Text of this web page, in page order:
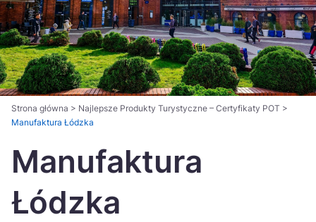
Español Français
Italiano Magyar
Nederlands 日本語
Português Norsk
Україна
Zamknij
Strona główna > Najlepsze Produkty Turystyczne – Certyfikaty POT >
Manufaktura Łódzka
Manufaktura
Łódzka